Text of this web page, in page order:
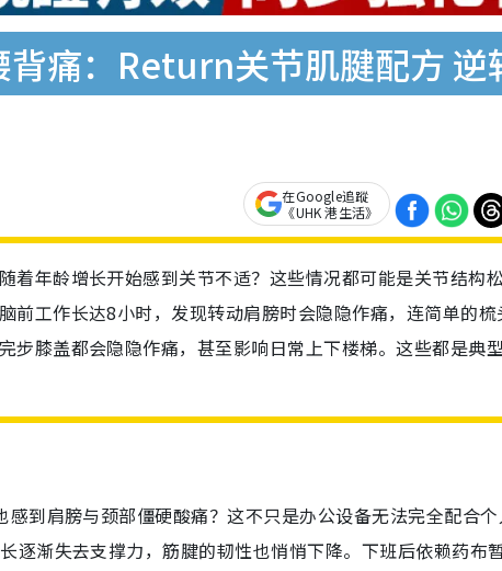
痛：Return关节肌腱配方
在Google追蹤
《UHK 港生活》
着年龄增长开始感到关节不适？这些情况都可能是关节结构
前工作长达8小时，发现转动肩膀时会隐隐作痛，连简单的梳
步膝盖都会隐隐作痛，甚至影响日常上下楼梯。这些都是典
到肩膀与颈部僵硬酸痛？这不只是办公设备无法完全配合
逐渐失去支撑力，筋腱的韧性也悄悄下降。下班后依赖药布